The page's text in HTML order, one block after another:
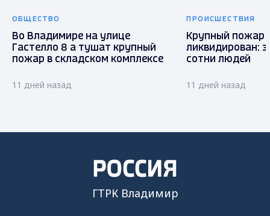
ОБЩЕСТВО
Во Владимире на улице
Гастелло 8 а тушат крупный
пожар в складском комплексе
11 дней назад
ПРОИСШЕСТВИЯ
Крупный пожар
ликвидирован:
сотни людей
11 дней назад
ГТРК Владимир